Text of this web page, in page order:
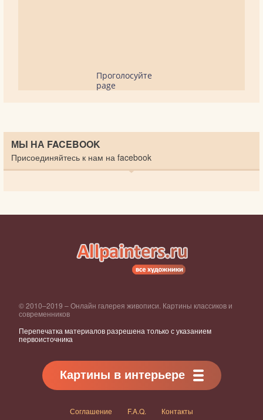
Проголосуйте
page
МЫ НА FACEBOOK
Присоединяйтесь к нам на facebook
© 2010–2019 – Онлайн галерея живописи. Картины классиков и
современников
Перепечатка материалов разрешена только с указанием
первоисточника
Картины в интерьере
Соглашение F.A.Q. Контакты